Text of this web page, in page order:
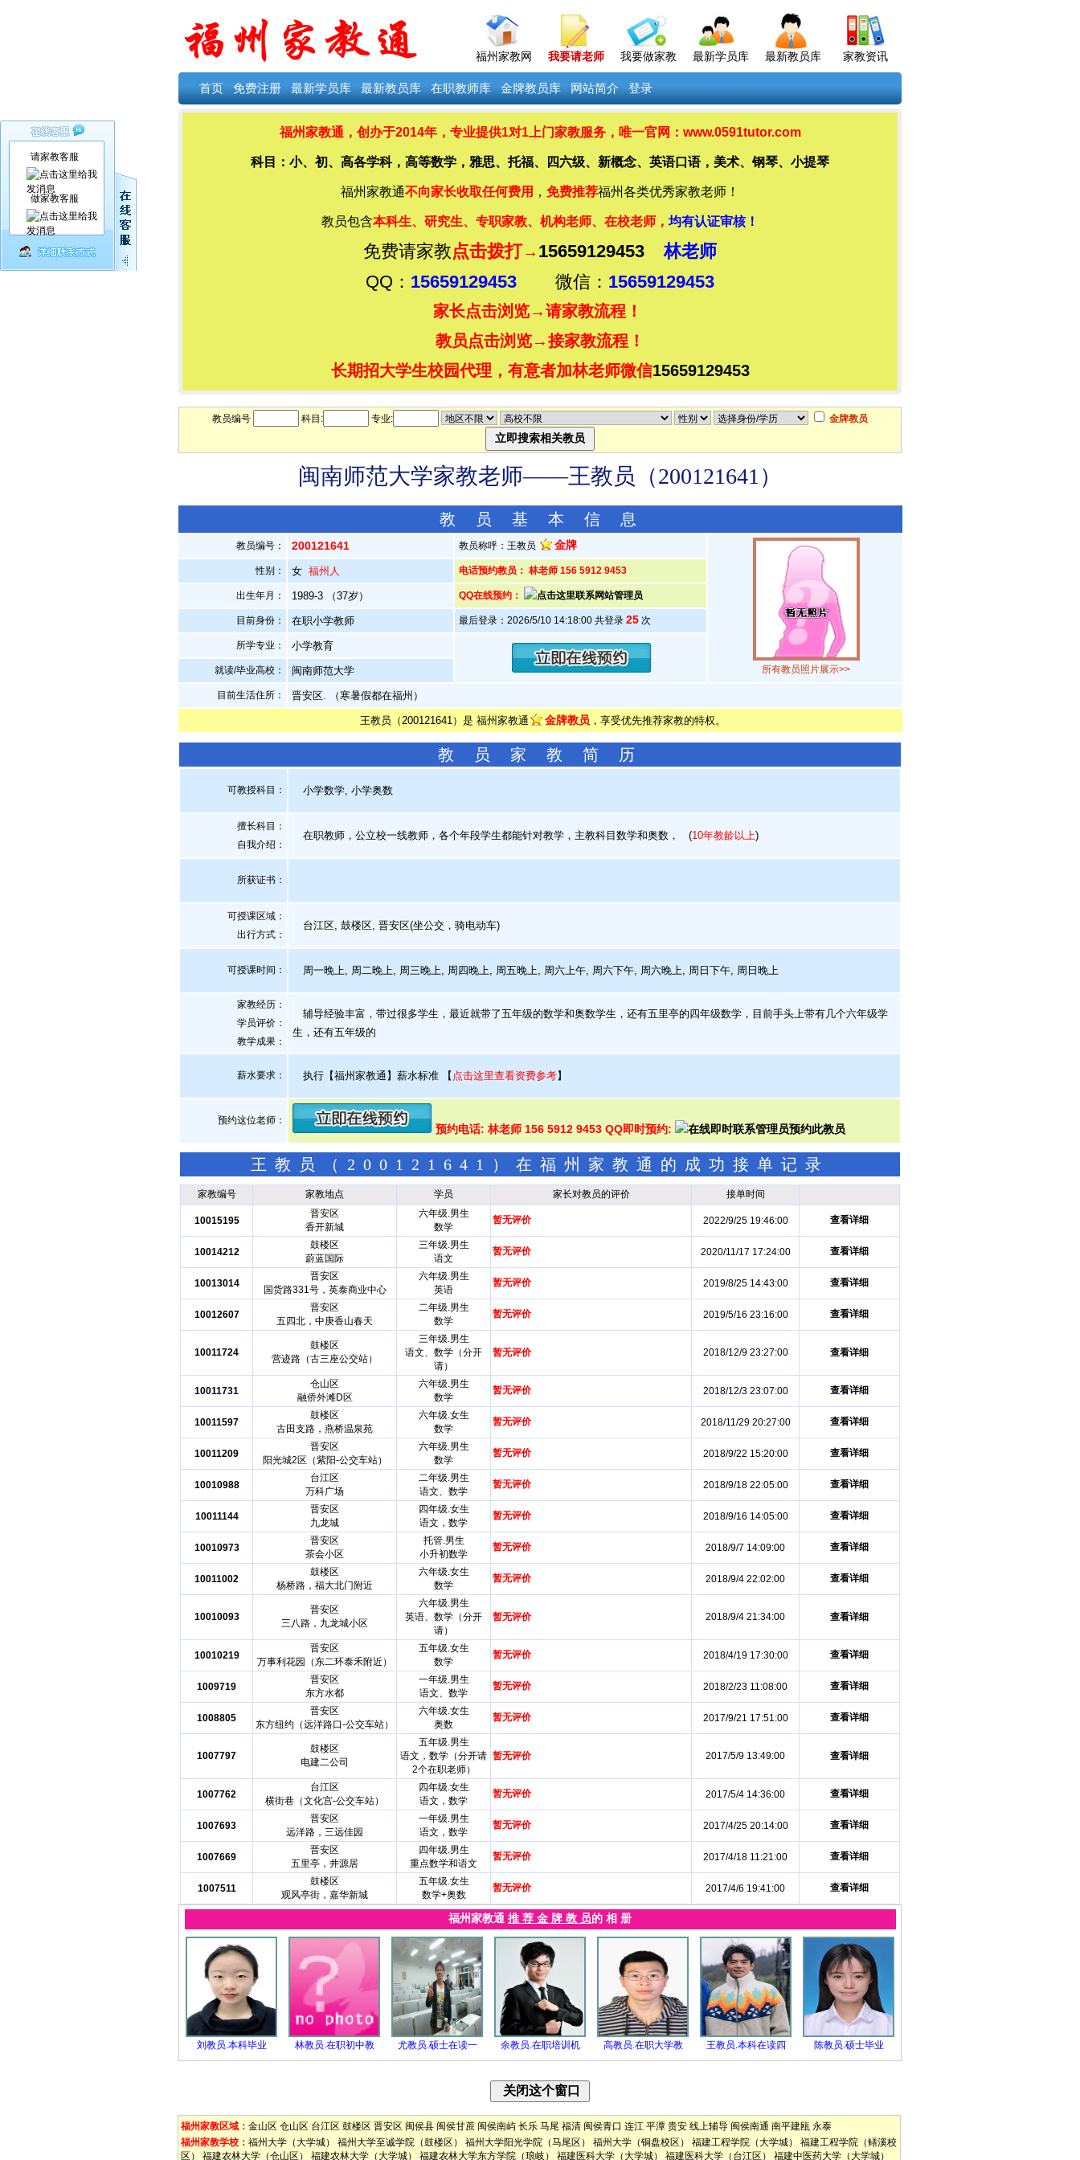
福州家教网 我要请老师 我要做家教 最新学员库 最新教员库 家教资讯
首页 免费注册 最新学员库 最新教员库 在职教师库 金牌教员库 网站简介 登录
福州家教通，创办于2014年， 专业提供1对1上门家教服务，唯一官网：www.0591tutor.com
科目：小、初、高各学科，高等数学，雅思、托福、四六级、新概念、英语口语，美术、钢琴、小提琴
福州家教通不向家长收取任何费用 ， 免费推荐福州各类优秀家教老师！
教员包含本科生、研究生、专职家教、机构老师、在校老师， 均有认证审核！
免费请家教点击拨打→ 15659129453
林老师
QQ： 15659129453 微信： 15659129453
家长点击浏览→请家教流程！
教员点击浏览→接家教流程！
长期招大学生校园代理，有意者加林老师微信15659129453
教员编号 科目: 专业: 金牌教员
闽南师范大学家教老师——王教员（200121641）
教 员 基 本 信 息
教员编号： 200121641 教员称呼：王教员 金牌
所有教员照片展示>>
性别： 女 福州人 电话预约教员： 林老师 156 5912 9453
出生年月： 1989-3 （37岁） QQ在线预约：
目前身份： 在职小学教师 最后登录：2026/5/10 14:18:00 共登录 25次
所学专业： 小学教育
就读/毕业高校： 闽南师范大学
目前生活住所： 晋安区. （寒暑假都在福州）
王教员（200121641）是 福州家教通 金牌教员 ，享受优先推荐家教的特权。
教 员 家 教 简 历
可教授科目： 小学数学, 小学奥数
擅长科目：
自我介绍 ：
在职教师，公立校一线教师，各个年段学生都能针对教学，主教科目数学和奥数， (10年教龄以上)
所获证书 ：
可授课区域：
出行方式：
台江区, 鼓楼区, 晋安区(坐公交，骑电动车)
可授课时间： 周一晚上, 周二晚上, 周三晚上, 周四晚上, 周五晚上, 周六上午, 周六下午, 周六晚上, 周日下午, 周日晚上
家教经历：
学员评价：
教学成果：
辅导经验丰富，带过很多学生，最近就带了五年级的数学和奥数学生，还有五里亭的四年级数学，目前手头上带有几个六年级学
生，还有五年级的
薪水要求： 执行【福州家教通】薪水标准 【 点击这里查看资费参考】
预约这位老师：
预约电话: 林老师 156 5912 9453 QQ即时预约:
王教员（200121641）在福州家教通的成功接单记录
家教编号 家教地点 学员 家长对教员的评价 接单时间
10015195
晋安区
香开新城
六年级.男生
数学
暂无评价 2022/9/25 19:46:00 查看详细
10014212
鼓楼区
蔚蓝国际
三年级.男生
语文
暂无评价 2020/11/17 17:24:00 查看详细
10013014
晋安区
国货路331号，英泰商业中心
六年级.男生
英语
暂无评价 2019/8/25 14:43:00 查看详细
10012607
晋安区
五四北，中庚香山春天
二年级.男生
数学
暂无评价 2019/5/16 23:16:00 查看详细
10011724
鼓楼区
营迹路（古三座公交站）
三年级.男生
语文、数学（分开
请）
暂无评价 2018/12/9 23:27:00 查看详细
10011731
仓山区
融侨外滩D区
六年级.男生
数学
暂无评价 2018/12/3 23:07:00 查看详细
10011597
鼓楼区
古田支路，燕桥温泉苑
六年级.女生
数学
暂无评价 2018/11/29 20:27:00 查看详细
10011209
晋安区
阳光城2区（紫阳-公交车站）
六年级.男生
数学
暂无评价 2018/9/22 15:20:00 查看详细
10010988
台江区
万科广场
二年级.男生
语文、数学
暂无评价 2018/9/18 22:05:00 查看详细
10011144
晋安区
九龙城
四年级.女生
语文，数学
暂无评价 2018/9/16 14:05:00 查看详细
10010973
晋安区
茶会小区
托管.男生
小升初数学
暂无评价 2018/9/7 14:09:00 查看详细
10011002
鼓楼区
杨桥路，福大北门附近
六年级.女生
数学
暂无评价 2018/9/4 22:02:00 查看详细
10010093
晋安区
三八路，九龙城小区
六年级.男生
英语、数学（分开
请）
暂无评价 2018/9/4 21:34:00 查看详细
10010219
晋安区
万事利花园（东二环泰禾附近）
五年级.女生
数学
暂无评价 2018/4/19 17:30:00 查看详细
1009719
晋安区
东方水都
一年级.男生
语文、数学
暂无评价 2018/2/23 11:08:00 查看详细
1008805
晋安区
东方纽约（远洋路口-公交车站）
六年级.女生
奥数
暂无评价 2017/9/21 17:51:00 查看详细
1007797
鼓楼区
电建二公司
五年级.男生
语文，数学（分开请
2个在职老师）
暂无评价 2017/5/9 13:49:00 查看详细
1007762
台江区
横街巷（文化宫-公交车站）
四年级.女生
语文，数学
暂无评价 2017/5/4 14:36:00 查看详细
1007693
晋安区
远洋路，三远佳园
一年级.男生
语文，数学
暂无评价 2017/4/25 20:14:00 查看详细
1007669
晋安区
五里亭，井源居
四年级.男生
重点数学和语文
暂无评价 2017/4/18 11:21:00 查看详细
1007511
鼓楼区
观风亭街，嘉华新城
五年级.女生
数学+奥数
暂无评价 2017/4/6 19:41:00 查看详细
福州家教通 推 荐 金 牌 教 员的 相 册
刘教员.本科毕业 林教员.在职初中教 尤教员.硕士在读一 余教员.在职培训机 高教员.在职大学教 王教员.本科在读四 陈教员.硕士毕业
福州家教区域： 金山区 仓山区 台江区 鼓楼区 晋安区 闽侯县 闽侯甘蔗 闽侯南屿 长乐 马尾 福清 闽侯青口 连江 平潭 贵安 线上辅导 闽侯南通 南平建瓯 永泰
福州家教学校： 福州大学（大学城） 福州大学至诚学院（鼓楼区） 福州大学阳光学院（马尾区） 福州大学（铜盘校区） 福建工程学院（大学城）
福建工程学院（鳝溪校
区）
福建农林大学（仓山区） 福建农林大学（大学城） 福建农林大学东方学院（琅岐） 福建医科大学（大学城） 福建医科大学（台江区） 福建中医药大学（大学城）
请家教客服
做家教客服